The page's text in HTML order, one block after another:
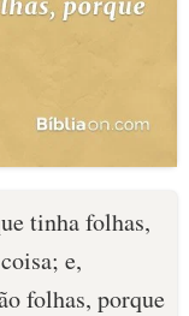
tinha folhas,
e,
folhas, porque